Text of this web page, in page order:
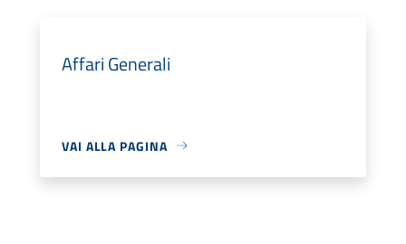
Affari Generali
VAI ALLA PAGINA